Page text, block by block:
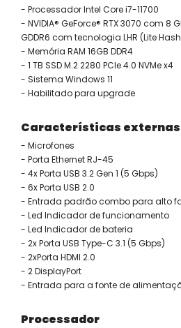
- Processador Intel Core i7-11700
- NVIDIA® GeForce® RTX 3070 com
GDDR6 com tecnologia LHR (Lite
- Memória RAM 16GB DDR4
- 1 TB SSD M.2 2280 PCIe 4.0 NVMe x4
- Sistema Windows 11
- Habilitado para upgrade
Características externas
- Microfones
- Porta Ethernet RJ-45
- 4x Porta USB 3.2 Gen 1 (5 Gbps)
- 6x Porta USB 2.0
- Entrada padrão combo para alto
- Led Indicador de funcionamento
- Led Indicador de bateria
- 2x Porta USB Type-C 3.1 (5 Gbps)
- 2xPorta HDMI 2.0
- 2 DisplayPort
- Entrada para a fonte de
Processador